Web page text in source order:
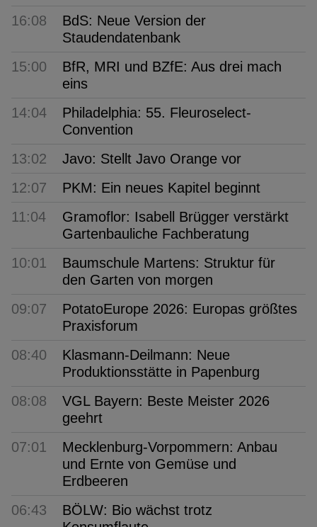
16:08
BdS: Neue Version der
Staudendatenbank
15:00
BfR, MRI und BZfE: Aus drei mach
eins
14:04
Philadelphia: 55. Fleuroselect-
Convention
13:02
Javo: Stellt Javo Orange vor
12:07
PKM: Ein neues Kapitel beginnt
11:04
Gramoflor: Isabell Brügger verstärkt
Gartenbauliche Fachberatung
10:01
Baumschule Martens: Struktur für
den Garten von morgen
09:07
PotatoEurope 2026: Europas größtes
Praxisforum
08:40
Klasmann-Deilmann: Neue
Produktionsstätte in Papenburg
08:08
VGL Bayern: Beste Meister 2026
geehrt
07:01
Mecklenburg-Vorpommern: Anbau
und Ernte von Gemüse und
Erdbeeren
06:43
BÖLW: Bio wächst trotz